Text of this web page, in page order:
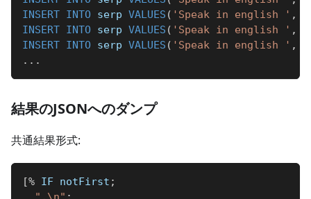
INSERT INTO serp VALUES ( 'Speak in english ' ,
INSERT INTO serp VALUES ( 'Speak in english ' ,
INSERT INTO serp VALUES ( 'Speak in english ' ,
. . .
結果のJSONへのダンプ
共通結果形式:
[% IF notFirst ;